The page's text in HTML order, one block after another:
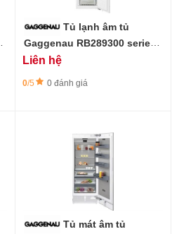
Tủ lạnh âm tủ
Gaggenau RB289300 series
200 - 223L, ngăn đông mềm
Liên hệ
0/5 0 đánh giá
Tủ mát âm tủ